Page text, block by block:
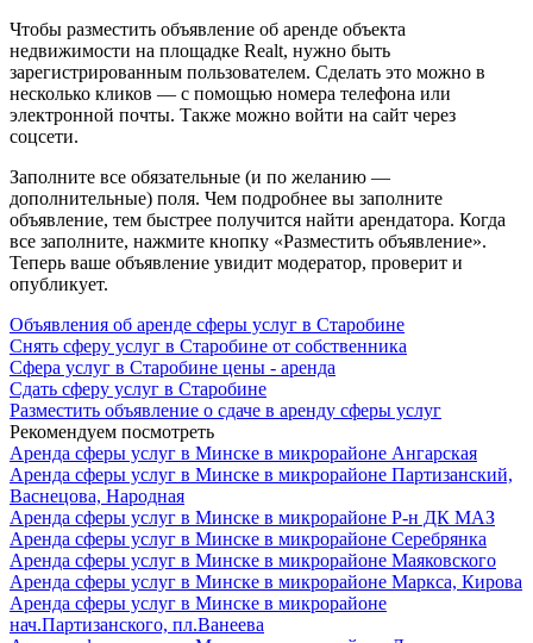
Чтобы разместить объявление об аренде объекта
недвижимости на площадке Realt, нужно быть
зарегистрированным пользователем. Сделать это можно в
несколько кликов — с помощью номера телефона или
электронной почты. Также можно войти на сайт через
соцсети.
Заполните все обязательные (и по желанию —
дополнительные) поля. Чем подробнее вы заполните
объявление, тем быстрее получится найти арендатора. Когда
все заполните, нажмите кнопку «Разместить объявление».
Теперь ваше объявление увидит модератор, проверит и
опубликует.
Объявления об аренде сферы услуг в Старобине
Снять сферу услуг в Старобине от собственника
Сфера услуг в Старобине цены - аренда
Сдать сферу услуг в Старобине
Разместить объявление о сдаче в аренду сферы услуг
Рекомендуем посмотреть
Аренда сферы услуг в Минске в микрорайоне Ангарская
Аренда сферы услуг в Минске в микрорайоне Партизанский,
Васнецова, Народная
Аренда сферы услуг в Минске в микрорайоне Р-н ДК МАЗ
Аренда сферы услуг в Минске в микрорайоне Серебрянка
Аренда сферы услуг в Минске в микрорайоне Маяковского
Аренда сферы услуг в Минске в микрорайоне Маркса, Кирова
Аренда сферы услуг в Минске в микрорайоне
нач.Партизанского, пл.Ванеева